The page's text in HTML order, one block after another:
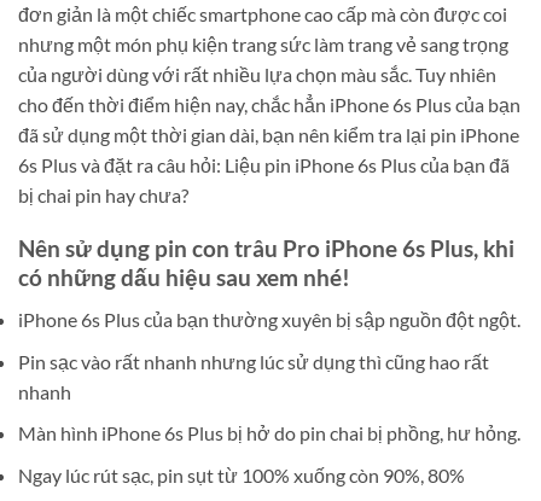
đơn giản là một chiếc smartphone cao cấp mà còn được coi
nhưng một món phụ kiện trang sức làm trang vẻ sang trọng
của người dùng với rất nhiều lựa chọn màu sắc. Tuy nhiên
cho đến thời điểm hiện nay, chắc hẳn iPhone 6s Plus của bạn
đã sử dụng một thời gian dài, bạn nên kiểm tra lại pin iPhone
6s Plus và đặt ra câu hỏi: Liệu pin iPhone 6s Plus của bạn đã
bị chai pin hay chưa?
Nên sử dụng pin con trâu Pro iPhone 6s Plus, khi
có những dấu hiệu sau xem nhé!
iPhone 6s Plus của bạn thường xuyên bị sập nguồn đột ngột.
Pin sạc vào rất nhanh nhưng lúc sử dụng thì cũng hao rất
nhanh
Màn hình iPhone 6s Plus bị hở do pin chai bị phồng, hư hỏng.
Ngay lúc rút sạc, pin sụt từ 100% xuống còn 90%, 80%